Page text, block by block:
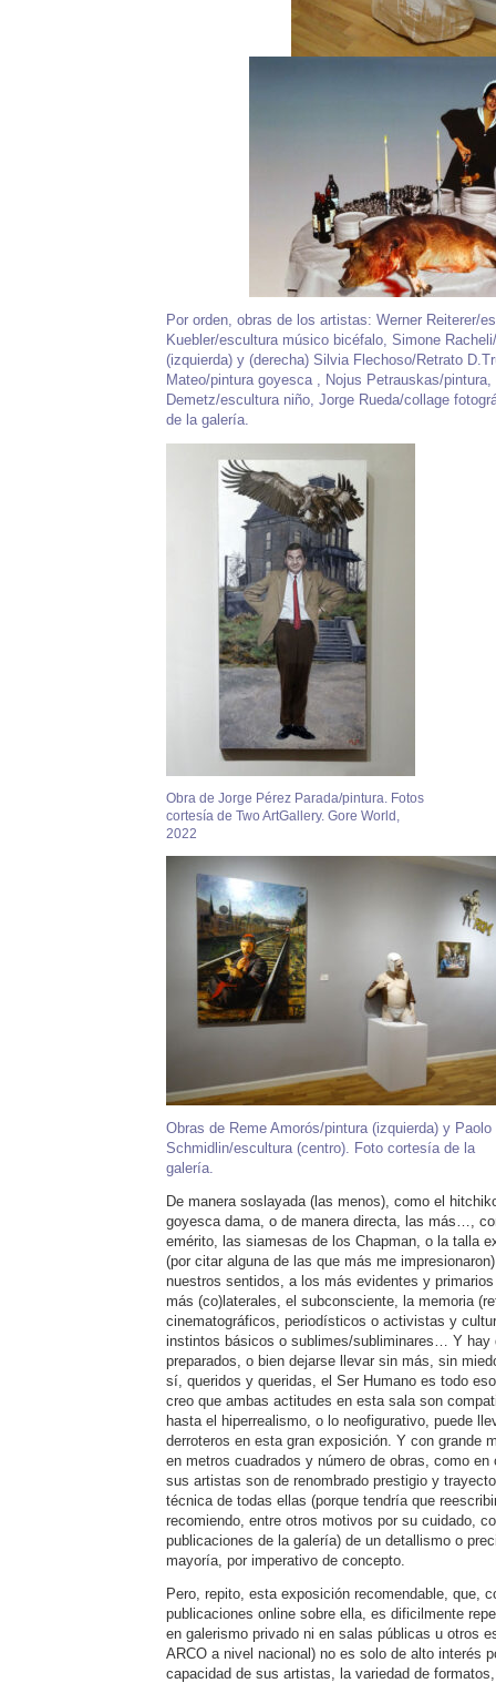
Por orden, obras de los artistas: Werner Reiterer/
Kuebler/escultura músico bicéfalo, Simone
(izquierda) y (derecha) Silvia Flechoso/Retrato
Mateo/pintura goyesca , Nojus Petrauskas/pintura,
Demetz/escultura niño, Jorge Rueda/collage
de la galería.
Obra de Jorge Pérez Parada/pintura. Fotos
cortesía de Two ArtGallery. Gore World,
2022
Obras de Reme Amorós/pintura (izquierda) y Paolo
Schmidlin/escultura (centro). Foto cortesía de la
galería.
De manera soslayada (las menos), como el
goyesca dama, o de manera directa, las más…,
emérito, las siamesas de los Chapman, o la talla
(por citar alguna de las que más me
nuestros sentidos, a los más evidentes y
más (co)laterales, el subconsciente, la memoria
cinematográficos, periodísticos o activistas y
instintos básicos o sublimes/subliminares… Y hay
preparados, o bien dejarse llevar sin más, sin
sí, queridos y queridas, el Ser Humano es todo
creo que ambas actitudes en esta sala son
hasta el hiperrealismo, o lo neofigurativo, puede
derroteros en esta gran exposición. Y con grande
en metros cuadrados y número de obras, como
sus artistas son de renombrado prestigio y
técnica de todas ellas (porque tendría que
recomiendo, entre otros motivos por su cuidado,
publicaciones de la galería) de un detallismo o
mayoría, por imperativo de concepto.
Pero, repito, esta exposición recomendable, que,
publicaciones online sobre ella, es dificilmente
en galerismo privado ni en salas públicas u otros
ARCO a nivel nacional) no es solo de alto interés
capacidad de sus artistas, la variedad de